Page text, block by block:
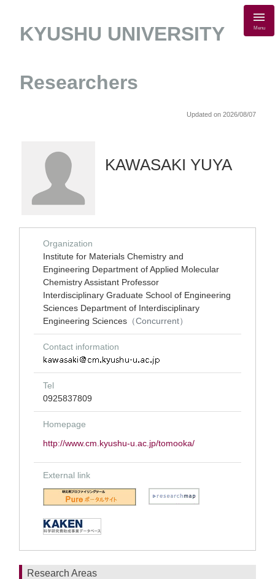
KYUSHU UNIVERSITY
Researchers
Menu
Updated on 2026/08/07
KAWASAKI YUYA
Organization
Institute for Materials Chemistry and
Engineering Department of Applied Molecular
Chemistry Assistant Professor
Interdisciplinary Graduate School of Engineering
Sciences Department of Interdisciplinary
Engineering Sciences （Concurrent）
Contact information
Tel
0925837809
Homepage
http://www.cm.kyushu-u.ac.jp/tomooka/
External link
Research Areas